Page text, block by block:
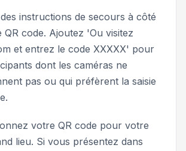
instructions de secours à côté
QR code. Ajoutez 'Ou visitez
et entrez le code XXXXX' pour
dont les caméras ne
pas ou qui préfèrent la saisie
votre QR code pour votre
lieu. Si vous présentez dans